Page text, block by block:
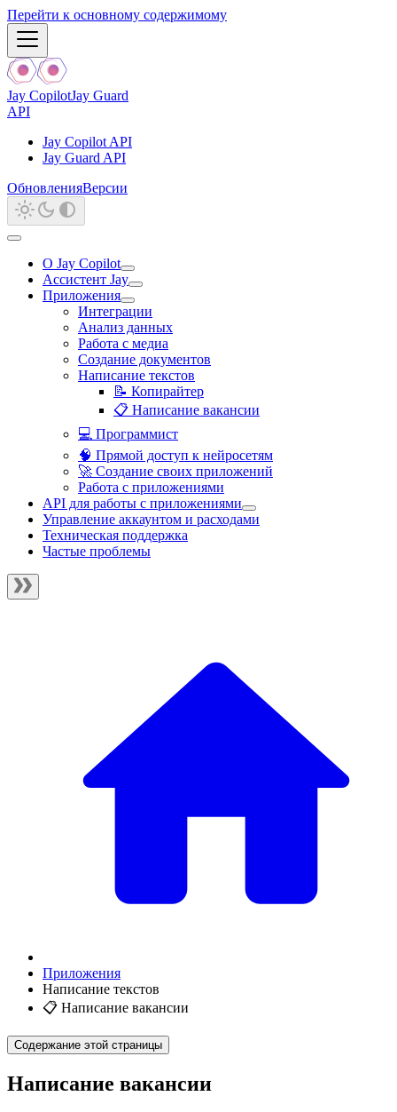
Перейти к основному содержимому
Jay CopilotJay Guard
API
Jay Copilot API
Jay Guard API
ОбновленияВерсии
О Jay Copilot
Ассистент Jay
Приложения
Интеграции
Анализ данных
Работа с медиа
Создание документов
Написание текстов
📝 Копирайтер
📋 Написание вакансии
💻 Программист
🧠 Прямой доступ к нейросетям
🚀 Создание своих приложений
Работа с приложениями
API для работы с приложениями
Управление аккаунтом и расходами
Техническая поддержка
Частые проблемы
Приложения
Написание текстов
📋 Написание вакансии
Содержание этой страницы
Написание вакансии